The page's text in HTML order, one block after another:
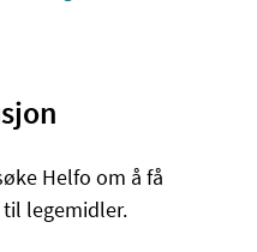
Helfo om å få
legemidler.